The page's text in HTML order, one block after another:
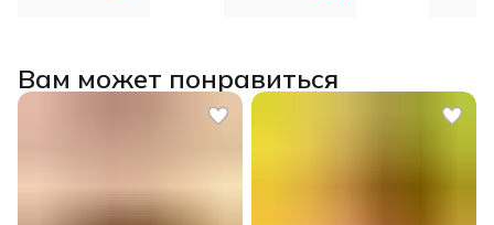
Вам может понравиться